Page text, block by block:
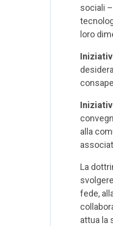
sociali
loro
alla
La
fede,
attua la